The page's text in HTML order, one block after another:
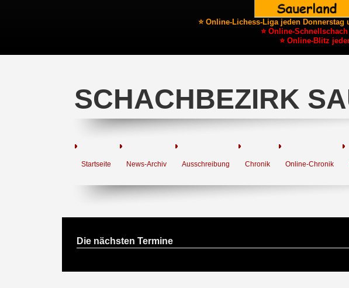
⭐ Online-Lichess-Liga jeden Donnerstag
⭐ Online-
⭐ Online-Blitz
SCHACHBEZIRK
Startseite News-Archiv Ausschreibung Chronik Online-Chronik
Die nächsten Termine